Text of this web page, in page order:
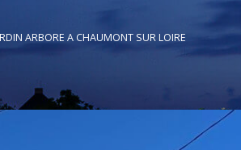
ARBORE A CHAUMONT SUR LOIRE